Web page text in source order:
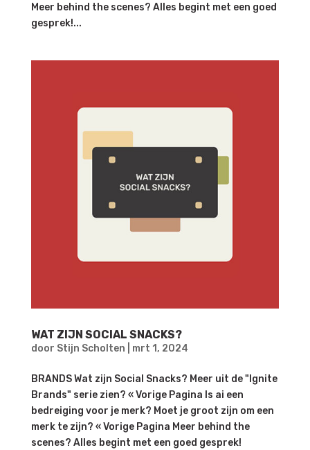
Meer behind the scenes? Alles begint met een goed
gesprek!...
WAT ZIJN SOCIAL SNACKS?
door Stijn Scholten mrt 1, 2024
BRANDS Wat zijn Social Snacks? Meer uit de "Ignite
Brands" serie zien? « Vorige Pagina Is ai een
bedreiging voor je merk? Moet je groot zijn om een
merk te zijn? « Vorige Pagina Meer behind the
scenes? Alles begint met een goed gesprek!